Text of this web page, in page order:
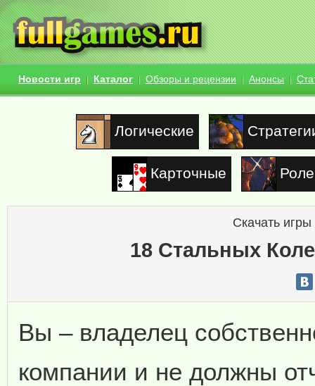
Новости игр Каталог Обзоры и рецензии Анонсы
Логические
Карточные
Скачать
18 Стальных
Вы – владелец
компании и не должны